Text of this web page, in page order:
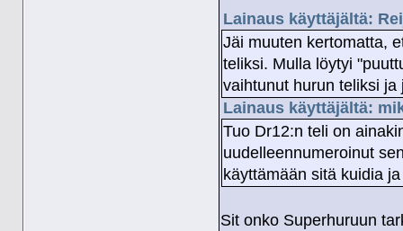
Lainaus käyttäjältä:
Jäi muuten kertomatta,
teliksi. Mulla löytyi
vaihtunut hurun teliksi
Lainaus käyttäjältä:
Tuo Dr12:n teli on
uudelleennumeroinut
käyttämään sitä kuidia
Sit onko Superhuruun